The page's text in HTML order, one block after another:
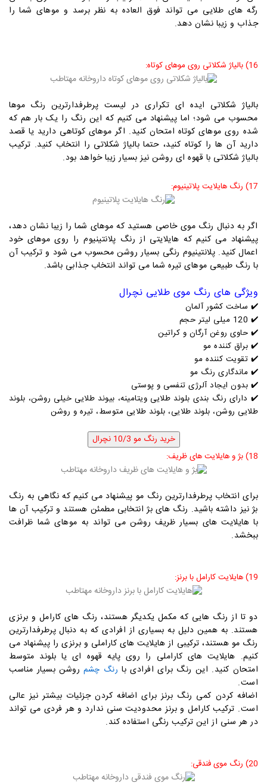
رگه های طلایی می تواند فوق العاده به نظر برسد و موهای شما را
جذاب و زیبا نشان دهد.
16) بالیاژ شکلاتی روی موهای کوتاه:
بالیاژ شکلاتی ایده ای تکراری در لیست پرطرفدارترین رنگ موها
محسوب می شود؛ اما پیشنهاد می کنیم که این رنگ را یک بار هم که
شده روی موهای کوتاه امتحان کنید. اگر موهای کوتاهی دارید یا قصد
دارید آن ها را کوتاه کنید، حتما بالیاژ شکلاتی را انتخاب کنید. ترکیب
بالیاژ شکلاتی با قهوه ای روشن نیز بسیار زیبا خواهد بود.
17) رنگ هایلایت پلاتینیوم:
اگر به دنبال رنگ موی خاصی هستید که موهای شما را زیبا نشان دهد،
پیشنهاد می کنیم که هایلایتی از رنگ پلانتینیوم را روی موهای خود
اعمال کنید. پلانتینیوم رنگی بسیار روشن محسوب می شود و ترکیب آن
با رنگ طبیعی موهای تیره شما می تواند انتخاب جذابی باشد.
ویژگی های رنگ موی طلایی نچرال
✔️ ساخت کشور آلمان
✔️ 120 میلی لیتر حجم
✔️ حاوی روغن آرگان و کراتین
✔️ براق کننده مو
✔️ تقویت کننده مو
✔️ ماندگاری رنگ مو
✔️ بدون ایجاد آلرژی تنفسی و پوستی
✔️ دارای رنگ بندی بلوند طلایی ویتامینه، بیوند طلایی خیلی روشن، بلوند
طلایی روشن، بلوند طلایی، بلوند طلایی متوسط، تیره و روشن
18) بژ و هایلایت های ظریف :
برای انتخاب پرطرفدارترین رنگ مو پیشنهاد می کنیم که نگاهی به رنگ
بژ نیز داشته باشید. رنگ های بژ انتخابی مطمئن هستند و ترکیب آن ها
با هایلایت های بسیار ظریف روشن می تواند به موهای شما ظرافت
ببخشد.
19) هایلایت کارامل با برنز :
دو تا از رنگ هایی که مکمل یکدیگر هستند، رنگ های کارامل و برنزی
هستند. به همین دلیل به بسیاری از افرادی که به دنبال پرطرفدارترین
رنگ مو هستند، ترکیبی از هایلایت های کاراملی و برنزی را پیشنهاد می
کنیم. هایلایت های کاراملی را روی پایه قهوه ای یا بلوند متوسط
امتحان کنید. این رنگ برای افرادی با رنگ چشمروشن بسیار مناسب
است.
اضافه کردن کمی رنگ برنز برای اضافه کردن جزئیات بیشتر نیز عالی
است. ترکیب کارامل و برنز محدودیت سنی ندارد و هر فردی می تواند
در هر سنی از این ترکیب رنگی استفاده کند.
20) رنگ موی فندقی: